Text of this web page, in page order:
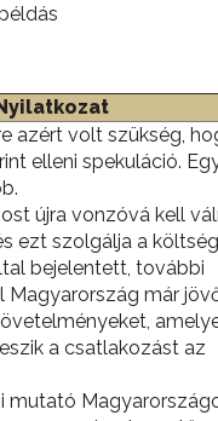
azért volt szükség,
elleni spekuláció.
újra vonzóvá kell
ezt szolgálja a
bejelentett, további
Magyarország már
a csatlakozást az
mutató